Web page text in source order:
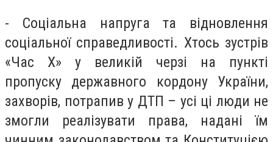
- Соціальна напруга та відновлення
соціальної справедливості. Хтось зустрів
«Час X» у великій черзі на пункті
пропуску державного кордону України,
захворів, потрапив у ДТП – усі ці люди не
змогли реалізувати права, надані їм